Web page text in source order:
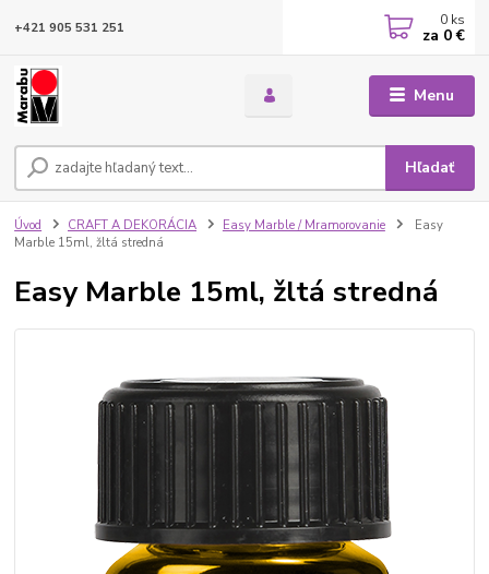
Menu
Hľadať
+421 905 531 251 0 ks
za 0 €
Úvod CRAFT A DEKORÁCIA Easy Marble / Mramorovanie
Easy
Marble 15ml, žltá stredná
Easy Marble 15ml, žltá stredná